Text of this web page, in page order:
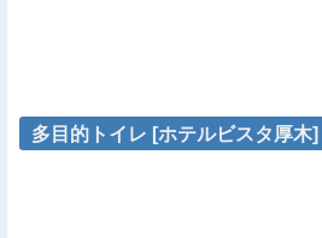
多目的トイレ [ホテルビスタ厚